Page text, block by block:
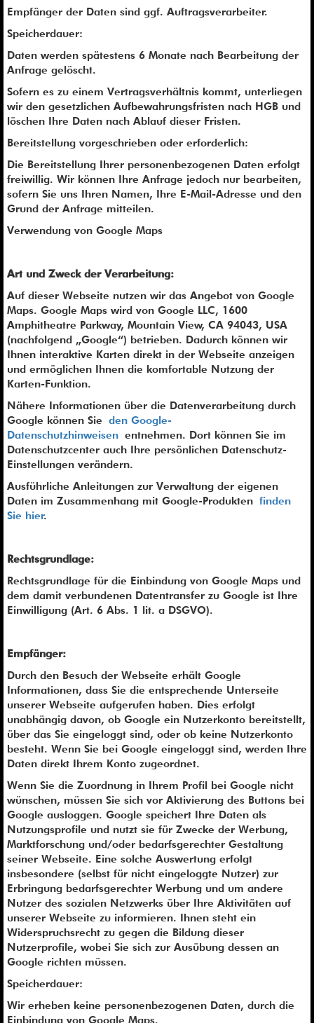
Empfänger der Daten sind ggf. Auftragsverarbeiter.
Speicherdauer:
Daten werden spätestens 6 Monate nach Bearbeitung der
Anfrage gelöscht.
Sofern es zu einem Vertragsverhältnis kommt, unterliegen
wir den gesetzlichen Aufbewahrungsfristen nach HGB und
löschen Ihre Daten nach Ablauf dieser Fristen.
Bereitstellung vorgeschrieben oder erforderlich:
Die Bereitstellung Ihrer personenbezogenen Daten erfolgt
freiwillig. Wir können Ihre Anfrage jedoch nur bearbeiten,
sofern Sie uns Ihren Namen, Ihre E-Mail-Adresse und den
Grund der Anfrage mitteilen.
Verwendung von Google Maps
Art und Zweck der Verarbeitung:
Auf dieser Webseite nutzen wir das Angebot von Google
Maps. Google Maps wird von Google LLC, 1600
Amphitheatre Parkway, Mountain View, CA 94043, USA
(nachfolgend „Google“) betrieben. Dadurch können wir
Ihnen interaktive Karten direkt in der Webseite anzeigen
und ermöglichen Ihnen die komfortable Nutzung der
Karten-Funktion.
Nähere Informationen über die Datenverarbeitung durch
Google können Sie den Google-
Datenschutzhinweisen entnehmen. Dort können Sie im
Datenschutzcenter auch Ihre persönlichen Datenschutz-
Einstellungen verändern.
Ausführliche Anleitungen zur Verwaltung der eigenen
Daten im Zusammenhang mit Google-Produkten finden
Sie hier.
Rechtsgrundlage:
Rechtsgrundlage für die Einbindung von Google Maps und
dem damit verbundenen Datentransfer zu Google ist Ihre
Einwilligung (Art. 6 Abs. 1 lit. a DSGVO).
Empfänger:
Durch den Besuch der Webseite erhält Google
Informationen, dass Sie die entsprechende Unterseite
unserer Webseite aufgerufen haben. Dies erfolgt
unabhängig davon, ob Google ein Nutzerkonto bereitstellt,
über das Sie eingeloggt sind, oder ob keine Nutzerkonto
besteht. Wenn Sie bei Google eingeloggt sind, werden Ihre
Daten direkt Ihrem Konto zugeordnet.
Wenn Sie die Zuordnung in Ihrem Profil bei Google nicht
wünschen, müssen Sie sich vor Aktivierung des Buttons bei
Google ausloggen. Google speichert Ihre Daten als
Nutzungsprofile und nutzt sie für Zwecke der Werbung,
Marktforschung und/oder bedarfsgerechter Gestaltung
seiner Webseite. Eine solche Auswertung erfolgt
insbesondere (selbst für nicht eingeloggte Nutzer) zur
Erbringung bedarfsgerechter Werbung und um andere
Nutzer des sozialen Netzwerks über Ihre Aktivitäten auf
unserer Webseite zu informieren. Ihnen steht ein
Widerspruchsrecht zu gegen die Bildung dieser
Nutzerprofile, wobei Sie sich zur Ausübung dessen an
Google richten müssen.
Speicherdauer:
Wir erheben keine personenbezogenen Daten, durch die
Einbindung von Google Maps.